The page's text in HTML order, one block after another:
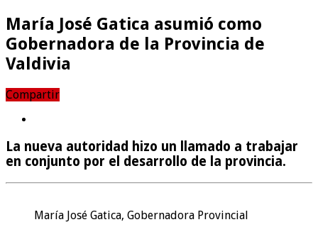
María José Gatica asumió como
Gobernadora de la Provincia de
Valdivia
Compartir
La nueva autoridad hizo un llamado a trabajar
en conjunto por el desarrollo de la provincia.
María José Gatica, Gobernadora Provincial